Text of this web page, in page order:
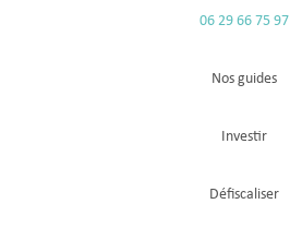
06 29 66 75 97
Nos guides
Investir
Défiscaliser